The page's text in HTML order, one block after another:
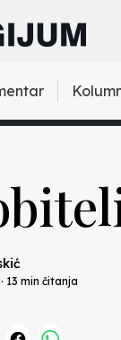
13 min čitanja